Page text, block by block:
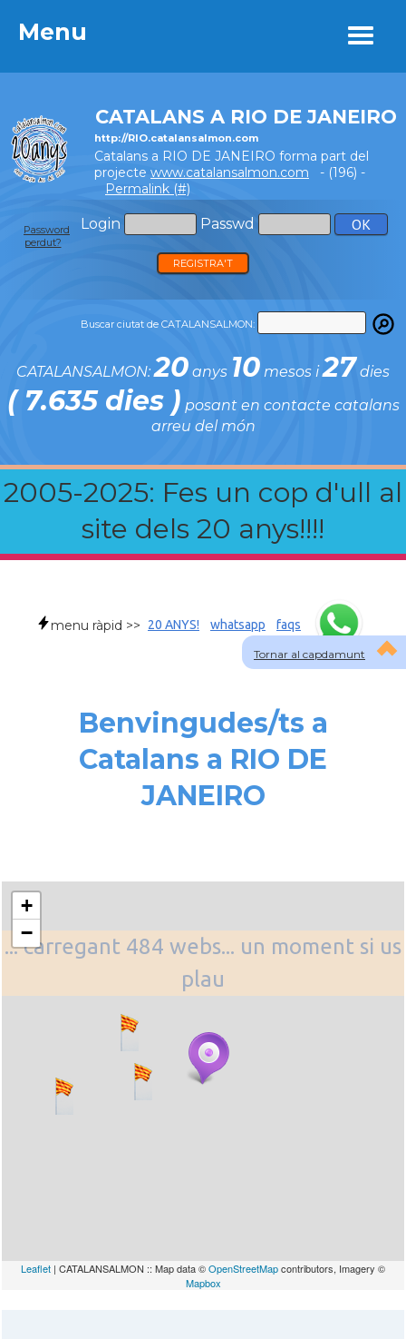
Menu
CATALANS A RIO DE JANEIRO
http://RIO.catalansalmon.com
Catalans a RIO DE JANEIRO forma part del
projecte www.catalansalmon.com - (196) -
Permalink (#)
Login Passwd
Password
perdut?
REGISTRA'T
Buscar ciutat de CATALANSALMON:
CATALANSALMON:20 anys 10 mesos i27 dies
( 7.635 dies ) posant en contacte catalans
arreu del món
2005-2025: Fes un cop d'ull al
site dels 20 anys!!!!
Menu
Tornar al capdamunt
menu ràpid >> 20 ANYS! whatsapp faqs
Benvingudes/ts a
Catalans a RIO DE
JANEIRO
... carregant 484 webs... un moment si us
plau
+
−
Leaflet | CATALANSALMON :: Map data ©OpenStreetMapcontributors, Imagery ©
Mapbox